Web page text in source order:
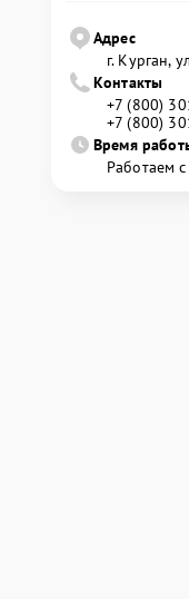
Адрес
г. Курган,
Контакты
+7 (800)
+7 (800)
Время
Работаем